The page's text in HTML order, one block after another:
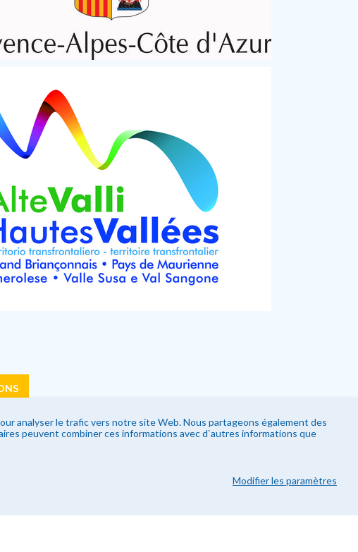
analyser le trafic vers notre site Web. Nous partageons également des
peuvent combiner ces informations avec d`autres informations que
Modifier les paramètres